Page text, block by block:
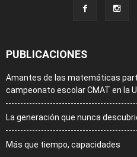
PUBLICACIONES
Amantes de las matemáticas
campeonato escolar CMAT en la
La generación que nunca
Más que tiempo, capacidades